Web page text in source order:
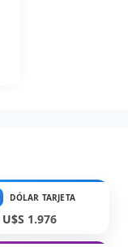
DÓLAR TARJETA
U$S 1.976